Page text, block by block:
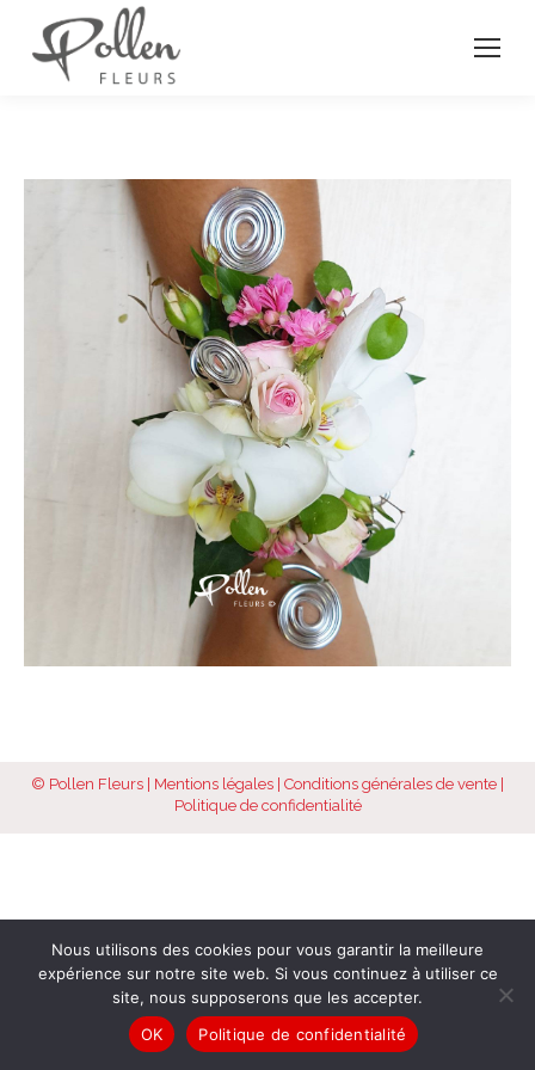
© Pollen Fleurs | Mentions légales Conditions générales de vente
Politique de confidentialité
Nous utilisons des cookies pour vous garantir la meilleure
expérience sur notre site web. Si vous continuez à utiliser ce
site, nous supposerons que les accepter.
OK
Politique de confidentialité